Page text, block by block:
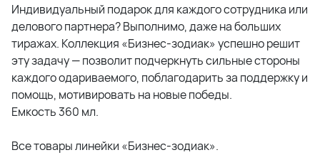
Индивидуальный подарок для каждого сотрудника или
делового партнера? Выполнимо, даже на больших
тиражах. Коллекция «Бизнес-зодиак» успешно решит
эту задачу — позволит подчеркнуть сильные стороны
каждого одариваемого, поблагодарить за поддержку и
помощь, мотивировать на новые победы.
Емкость 360 мл.
Все товары линейки «Бизнес-зодиак».